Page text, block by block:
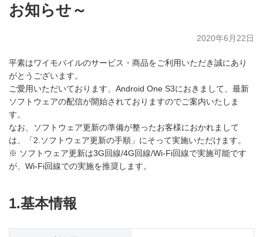
お知らせ～
2020年6月22日
平素はワイモバイルのサービス・商品をご利用いただき誠にあり
がとうございます。
ご愛用いただいております、Android One S3におきまして、最新
ソフトウェアの配信が開始されておりますのでご案内いたしま
す。
なお、ソフトウェア更新の準備が整ったお客様におかれまして
は、「2.ソフトウェア更新の手順」にそって実施いただけます。
※ ソフトウェア更新は3G回線/4G回線/Wi-Fi回線で実施可能です
が、Wi-Fi回線での実施を推奨します。
1.基本情報